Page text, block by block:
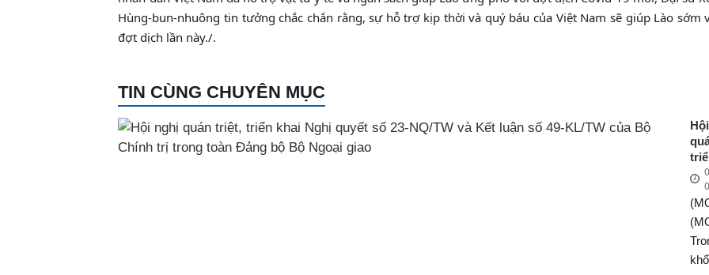
Hùng-bun-nhuông tin tưởng chắc chắn rằng, sự hỗ trợ kịp thời và quý báu của Việt Nam sẽ giúp Lào sớm
đợt dịch lần này./.
TIN CÙNG CHUYÊN MỤC